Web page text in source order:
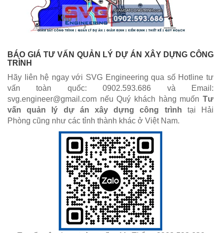
BÁO GIÁ TƯ VẤN QUẢN LÝ DỰ ÁN XÂY DỰNG CÔNG
TRÌNH
Hãy liên hệ ngay với SVG Engineering qua số Hotline tư
vấn toàn quốc: 0902.593.686 và Email:
svg.engineer@gmail.com nếu Quý khách hàng muốn Tư
vấn quản lý dự án xây dựng công trình tại Hải
Phòng cũng như các tỉnh thành khác ở Việt Nam.